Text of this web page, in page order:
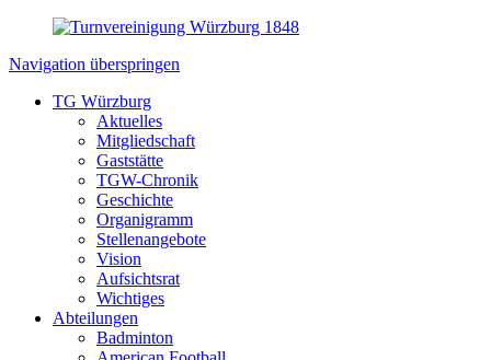
Navigation überspringen
TG Würzburg
Aktuelles
Mitgliedschaft
Gaststätte
TGW-Chronik
Geschichte
Organigramm
Stellenangebote
Vision
Aufsichtsrat
Wichtiges
Abteilungen
Badminton